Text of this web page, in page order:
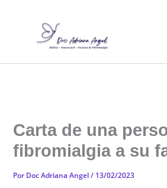
Carta de una
fibromialgia a su
Por Doc Adriana Angel/ 13/02/2023